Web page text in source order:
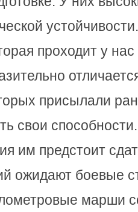
проходит у
присылали
свои
им предстоит
ожидают боевые
марши